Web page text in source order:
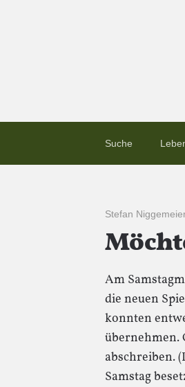
Suche
Stefan Niggemeier
Am
die neuen
konnten
übernehmen.
abschreiben.
Samstag